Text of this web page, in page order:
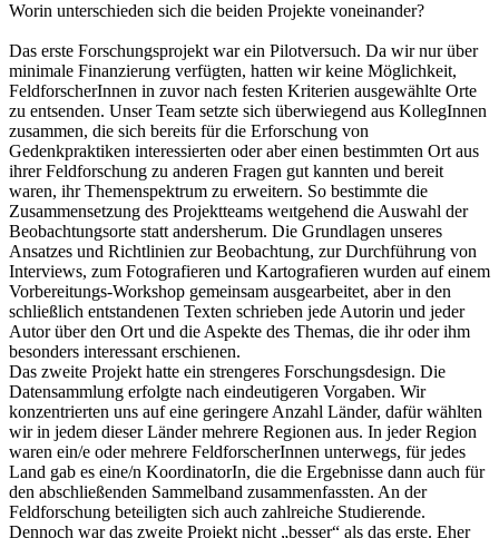
Worin unterschieden sich die beiden Projekte voneinander?
Das erste Forschungsprojekt war ein Pilotversuch. Da wir nur über
minimale Finanzierung verfügten, hatten wir keine Möglichkeit,
FeldforscherInnen in zuvor nach festen Kriterien ausgewählte Orte
zu entsenden. Unser Team setzte sich überwiegend aus KollegInnen
zusammen, die sich bereits für die Erforschung von
Gedenkpraktiken interessierten oder aber einen bestimmten Ort aus
ihrer Feldforschung zu anderen Fragen gut kannten und bereit
waren, ihr Themenspektrum zu erweitern. So bestimmte die
Zusammensetzung des Projektteams weıtgehend die Auswahl der
Beobachtungsorte statt andersherum. Die Grundlagen unseres
Ansatzes und Richtlinien zur Beobachtung, zur Durchführung von
Interviews, zum Fotografieren und Kartografieren wurden auf einem
Vorbereitungs-Workshop gemeinsam ausgearbeitet, aber in den
schließlich entstandenen Texten schrieben jede Autorin und jeder
Autor über den Ort und die Aspekte des Themas, die ihr oder ihm
besonders interessant erschienen.
Das zweite Projekt hatte ein strengeres Forschungsdesign. Die
Datensammlung erfolgte nach eindeutigeren Vorgaben. Wir
konzentrierten uns auf eine geringere Anzahl Länder, dafür wählten
wir in jedem dieser Länder mehrere Regionen aus. In jeder Region
waren ein/e oder mehrere FeldforscherInnen unterwegs, für jedes
Land gab es eine/n KoordinatorIn, die die Ergebnisse dann auch für
den abschließenden Sammelband zusammenfassten. An der
Feldforschung beteiligten sich auch zahlreiche Studierende.
Dennoch war das zweite Projekt nicht „besser“ als das erste. Eher